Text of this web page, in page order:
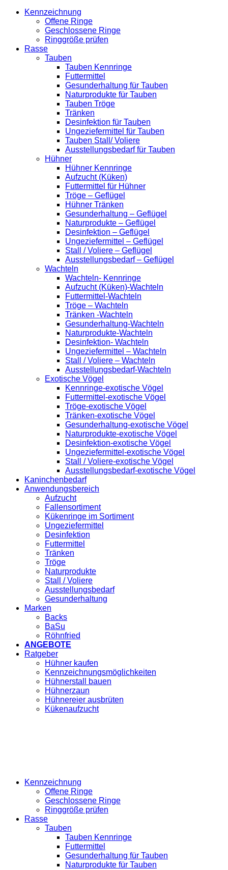
Kennzeichnung
Offene Ringe
Geschlossene Ringe
Ringgröße prüfen
Rasse
Tauben
Tauben Kennringe
Futtermittel
Gesunderhaltung für Tauben
Naturprodukte für Tauben
Tauben Tröge
Tränken
Desinfektion für Tauben
Ungeziefermittel für Tauben
Tauben Stall/ Voliere
Ausstellungsbedarf für Tauben
Hühner
Hühner Kennringe
Aufzucht (Küken)
Futtermittel für Hühner
Tröge – Geflügel
Hühner Tränken
Gesunderhaltung – Geflügel
Naturprodukte – Geflügel
Desinfektion – Geflügel
Ungeziefermittel – Geflügel
Stall / Voliere – Geflügel
Ausstellungsbedarf – Geflügel
Wachteln
Wachteln- Kennringe
Aufzucht (Küken)-Wachteln
Futtermittel-Wachteln
Tröge – Wachteln
Tränken -Wachteln
Gesunderhaltung-Wachteln
Naturprodukte-Wachteln
Desinfektion- Wachteln
Ungeziefermittel – Wachteln
Stall / Voliere – Wachteln
Ausstellungsbedarf-Wachteln
Exotische Vögel
Kennringe-exotische Vögel
Futtermittel-exotische Vögel
Tröge-exotische Vögel
Tränken-exotische Vögel
Gesunderhaltung-exotische Vögel
Naturprodukte-exotische Vögel
Desinfektion-exotische Vögel
Ungeziefermittel-exotische Vögel
Stall / Voliere-exotische Vögel
Ausstellungsbedarf-exotische Vögel
Kaninchenbedarf
Anwendungsbereich
Aufzucht
Fallensortiment
Kükenringe im Sortiment
Ungeziefermittel
Desinfektion
Futtermittel
Tränken
Tröge
Naturprodukte
Stall / Voliere
Ausstellungsbedarf
Gesunderhaltung
Marken
Backs
BaSu
Röhnfried
ANGEBOTE
Ratgeber
Hühner kaufen
Kennzeichnungsmöglichkeiten
Hühnerstall bauen
Hühnerzaun
Hühnereier ausbrüten
Kükenaufzucht
Kennzeichnung
Offene Ringe
Geschlossene Ringe
Ringgröße prüfen
Rasse
Tauben
Tauben Kennringe
Futtermittel
Gesunderhaltung für Tauben
Naturprodukte für Tauben